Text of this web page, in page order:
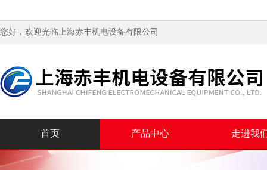
您好，欢迎光临上海赤丰机电设备有限公司
首页 产品中心 走进我